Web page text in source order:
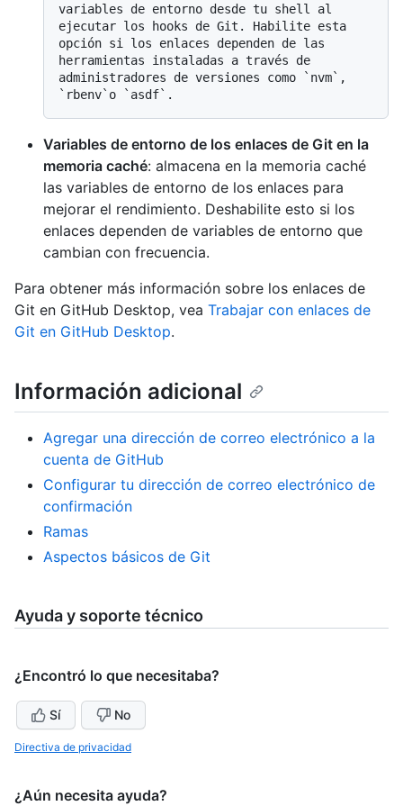
variables de entorno desde tu shell al
ejecutar los hooks de Git. Habilite esta
opción si los enlaces dependen de las
herramientas instaladas a través de
administradores de versiones como `nvm`,
Variables de entorno de los enlaces de Git en la
memoria caché: almacena en la memoria caché
las variables de entorno de los enlaces para
mejorar el rendimiento. Deshabilite esto si los
enlaces dependen de variables de entorno que
cambian con frecuencia.
Para obtener más información sobre los enlaces de
Git en GitHub Desktop, vea Trabajar con enlaces de
Git en GitHub Desktop.
Información adicional
Agregar una dirección de correo electrónico a la
cuenta de GitHub
Configurar tu dirección de correo electrónico de
confirmación
Ramas
Aspectos básicos de Git
Ayuda y soporte técnico
¿Encontró lo que necesitaba?
Sí No
Directiva de privacidad
¿Aún necesita ayuda?